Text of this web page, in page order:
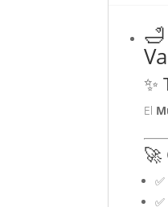
✨
El
🚀
✅
✅